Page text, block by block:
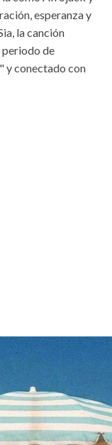
esperanza y
la canción
periodo de
y conectado con